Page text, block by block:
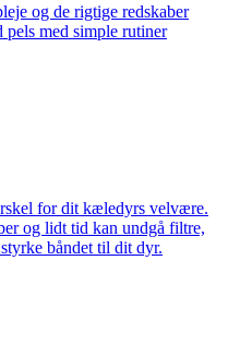
og de rigtige redskaber
med simple rutiner
for dit kæledyrs velvære.
og lidt tid kan undgå filtre,
båndet til dit dyr.